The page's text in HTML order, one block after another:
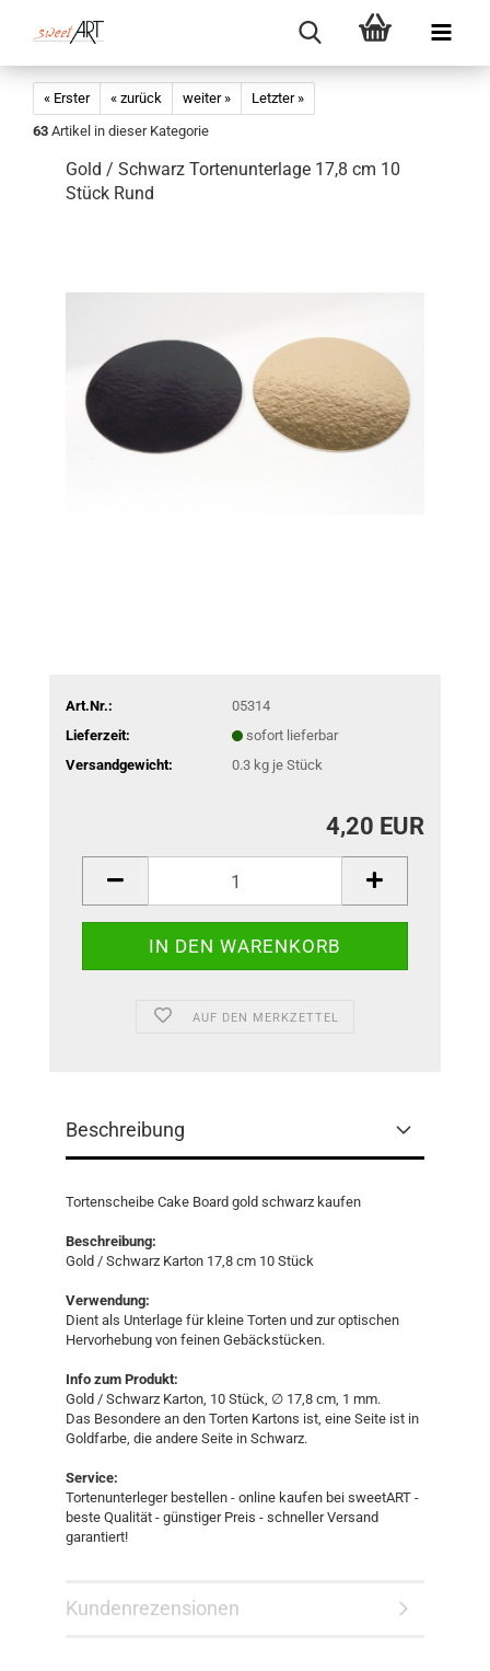
« Erster « zurück weiter »
Letzter »
63 Artikel in dieser Kategorie
Gold / Schwarz Tortenunterlage 17,8 cm 10
Stück Rund
Art.Nr.:
05314
Lieferzeit:
sofort lieferbar
Versandgewicht:
0.3kg je Stück
4,20 EUR
AUF DEN MERKZETTEL
Beschreibung
Tortenscheibe Cake Board gold schwarz kaufen
Beschreibung:
Gold / Schwarz Karton 17,8 cm 10 Stück
Verwendung:
Dient als Unterlage für kleine Torten und zur optischen
Hervorhebung von feinen Gebäckstücken.
Info zum Produkt:
Gold / Schwarz Karton, 10 Stück, ∅ 17,8 cm, 1 mm.
Das Besondere an den Torten Kartons ist, eine Seite ist in
Goldfarbe, die andere Seite in Schwarz.
Service:
Tortenunterleger bestellen - online kaufen bei sweetART -
beste Qualität - günstiger Preis - schneller Versand
garantiert!
Kundenrezensionen